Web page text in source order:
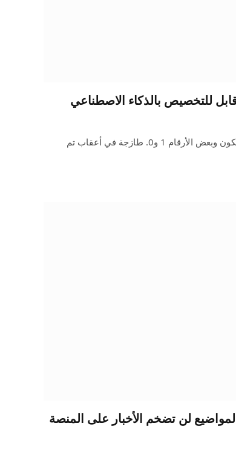
للتخصيص بالذكاء الاصطناعي
لا شيء يمنح أفضل صديق طاقة مثل السيليكون وبعض الأرقام 1 و0. طازجة في أعقاب تم
لن تضخم الأخبار على المنصة